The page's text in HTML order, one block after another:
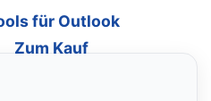
für Outlook
Zum Kauf